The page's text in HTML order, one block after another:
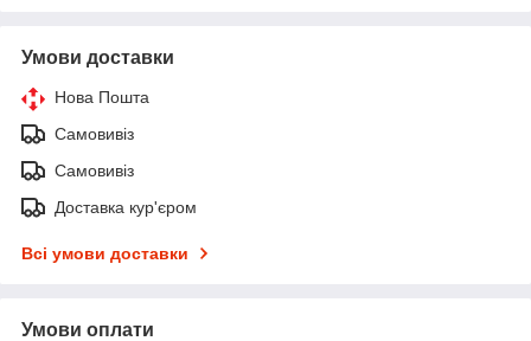
Умови доставки
Нова Пошта
Самовивіз
Самовивіз
Доставка кур'єром
Всі умови доставки
Умови оплати